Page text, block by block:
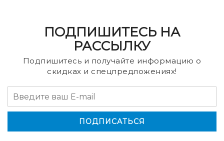
ПОДПИШИТЕСЬ НА
РАССЫЛКУ
Подпишитесь и получайте информацию о
скидках и спецпредложениях!